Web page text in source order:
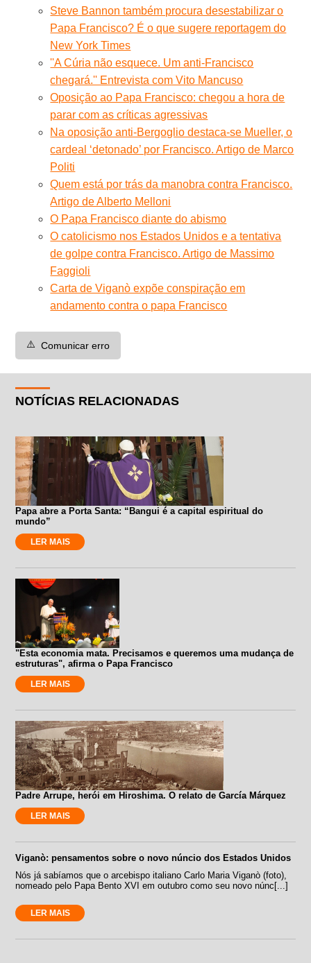
Steve Bannon também procura desestabilizar o
Papa Francisco? É o que sugere reportagem do
New York Times
''A Cúria não esquece. Um anti-Francisco
chegará.'' Entrevista com Vito Mancuso
Oposição ao Papa Francisco: chegou a hora de
parar com as críticas agressivas
Na oposição anti-Bergoglio destaca-se Mueller, o
cardeal ‘detonado’ por Francisco. Artigo de Marco
Politi
Quem está por trás da manobra contra Francisco.
Artigo de Alberto Melloni
O Papa Francisco diante do abismo
O catolicismo nos Estados Unidos e a tentativa
de golpe contra Francisco. Artigo de Massimo
Faggioli
Carta de Viganò expõe conspiração em
andamento contra o papa Francisco
⚠️ Comunicar erro
NOTÍCIAS RELACIONADAS
Papa abre a Porta Santa: “Bangui é a capital espiritual do
mundo”
LER MAIS
"Esta economia mata. Precisamos e queremos uma mudança de
estruturas", afirma o Papa Francisco
LER MAIS
Padre Arrupe, herói em Hiroshima. O relato de García Márquez
LER MAIS
Viganò: pensamentos sobre o novo núncio dos Estados Unidos
Nós já sabíamos que o arcebispo italiano Carlo Maria Viganò (foto),
nomeado pelo Papa Bento XVI em outubro como seu novo núnc[...]
LER MAIS